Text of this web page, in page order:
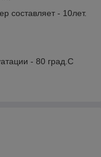
составляет - 10лет.
- 80 град.С